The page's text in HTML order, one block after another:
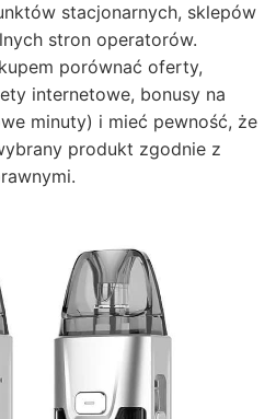
stacjonarnych, sklepów
stron operatorów.
porównać oferty,
internetowe, bonusy na
minuty) i mieć pewność, że
produkt zgodnie z